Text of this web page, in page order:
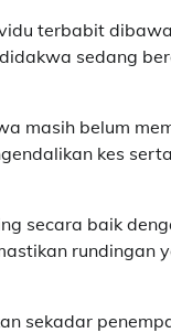
terbabit
sedang
masih belum
kes
secara baik
rundingan
sekadar